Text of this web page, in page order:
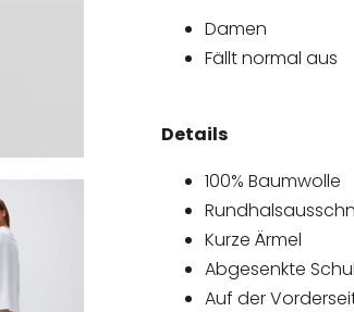
Damen
Fällt normal aus
Details
100% Baumwolle
Kurze Ärmel
Abgesenkte
Auf der